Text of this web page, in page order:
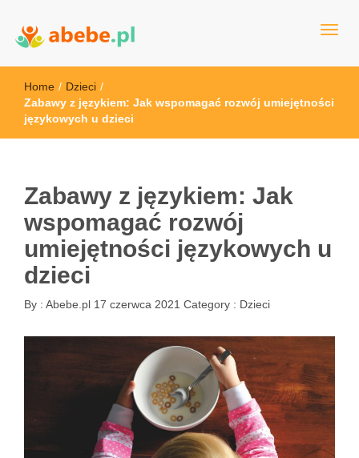
Abebe
Home / Dzieci /
Zabawy z językiem: Jak wspomagać rozwój umiejętności
językowych u dzieci
Zabawy z językiem: Jak
wspomagać rozwój
umiejętności językowych u
dzieci
By : Abebe.pl 17 czerwca 2021 Category : Dzieci